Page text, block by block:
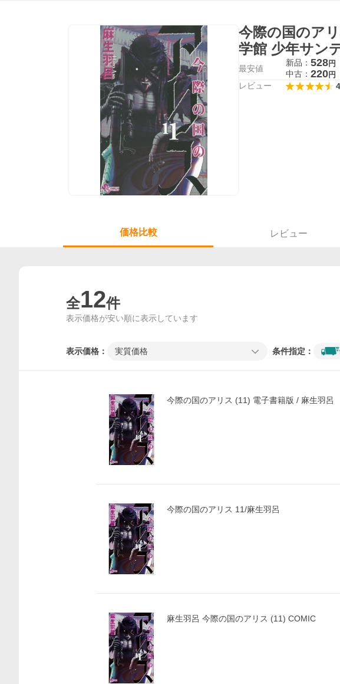
今際の国のア
学館 少年サン
最安値
新品： 528円
中古： 220円
レビュー
価格比較 レビュー
全12件
表示価格が安い順に表示しています
表示価格： 実質価格 条件指定：
今際の国のアリス (11) 電子書籍版 / 麻生羽呂
今際の国のアリス 11/麻生羽呂
麻生羽呂 今際の国のアリス (11) COMIC